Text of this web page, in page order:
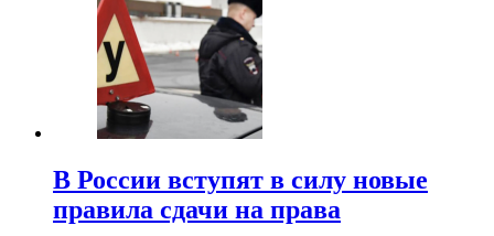
В России вступят в силу новые
правила сдачи на права